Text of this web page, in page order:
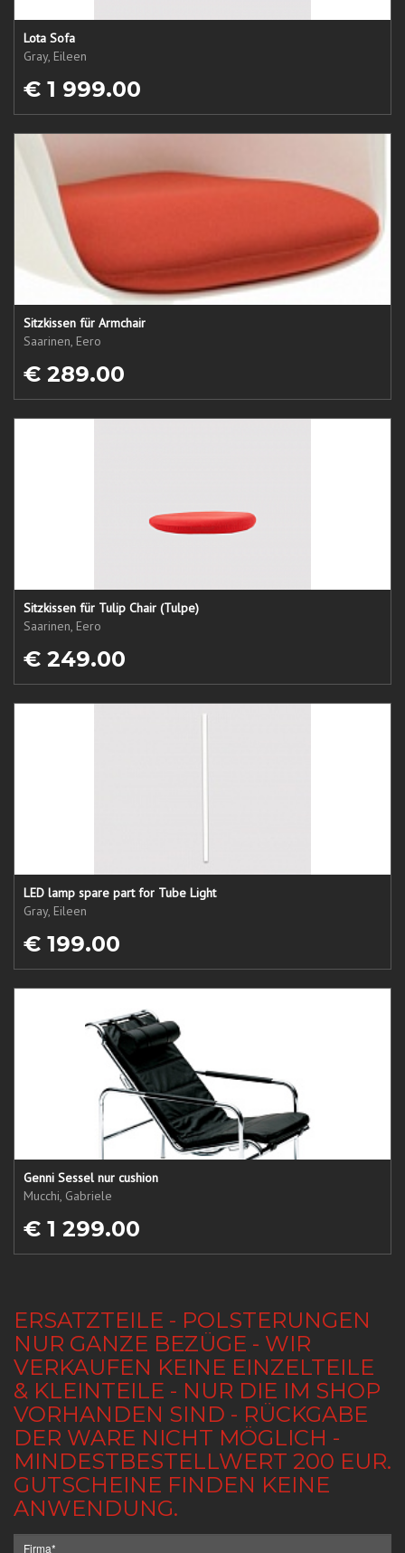
Lota Sofa
Gray, Eileen
€ 1 999.00
Sitzkissen für Armchair
Saarinen, Eero
€ 289.00
Sitzkissen für Tulip Chair (Tulpe)
Saarinen, Eero
€ 249.00
LED lamp spare part for Tube Light
Gray, Eileen
€ 199.00
Genni Sessel nur cushion
Mucchi, Gabriele
€ 1 299.00
ERSATZTEILE - POLSTERUNGEN
NUR GANZE BEZÜGE - WIR
VERKAUFEN KEINE EINZELTEILE
& KLEINTEILE - NUR DIE IM SHOP
VORHANDEN SIND - RÜCKGABE
DER WARE NICHT MÖGLICH -
MINDESTBESTELLWERT 200 EUR.
GUTSCHEINE FINDEN KEINE
ANWENDUNG.